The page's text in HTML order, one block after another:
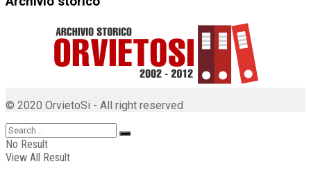
© 2020 OrvietoSi - All right reserved
No Result
View All Result